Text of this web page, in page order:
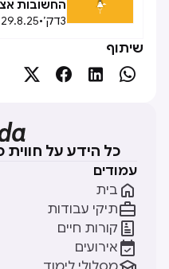
החשובות
משתמש
3דק׳•
29.8.25
שיתוף




כל הידע על
עמודים
בית 
תיקי עבודות
קורות חיים 
אירועים 